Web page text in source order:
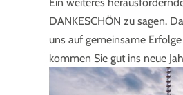
DANKESCHÖN zu sagen.
uns auf gemeinsame
kommen Sie gut ins neue